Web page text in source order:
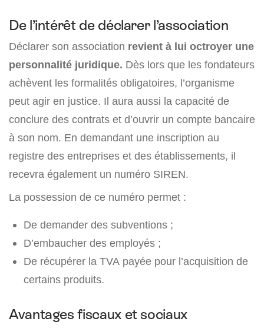
De l’intérêt de déclarer l’association
Déclarer son association revient à lui octroyer une
personnalité juridique. Dès lors que les fondateurs
achèvent les formalités obligatoires, l’organisme
peut agir en justice. Il aura aussi la capacité de
conclure des contrats et d’ouvrir un compte bancaire
à son nom. En demandant une inscription au
registre des entreprises et des établissements, il
recevra également un numéro SIREN.
La possession de ce numéro permet :
De demander des subventions ;
D’embaucher des employés ;
De récupérer la TVA payée pour l’acquisition de
certains produits.
Avantages fiscaux et sociaux